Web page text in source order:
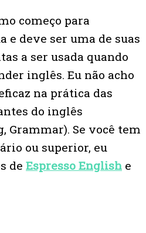
começo para
e deve ser uma de suas
a ser usada quando
inglês. Eu não acho
na prática das
do inglês
Grammar). Se você tem
ou superior, eu
de Espresso English e